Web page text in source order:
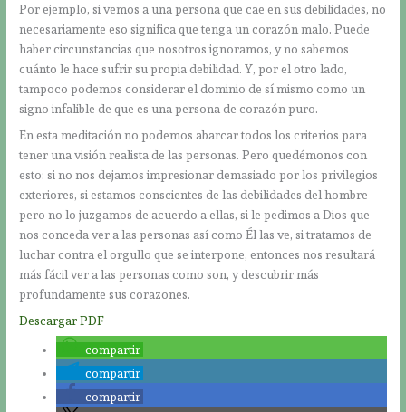
Por ejemplo, si vemos a una persona que cae en sus debilidades, no
necesariamente eso significa que tenga un corazón malo. Puede
haber circunstancias que nosotros ignoramos, y no sabemos
cuánto le hace sufrir su propia debilidad. Y, por el otro lado,
tampoco podemos considerar el dominio de sí mismo como un
signo infalible de que es una persona de corazón puro.
En esta meditación no podemos abarcar todos los criterios para
tener una visión realista de las personas. Pero quedémonos con
esto: si no nos dejamos impresionar demasiado por los privilegios
exteriores, si estamos conscientes de las debilidades del hombre
pero no lo juzgamos de acuerdo a ellas, si le pedimos a Dios que
nos conceda ver a las personas así como Él las ve, si tratamos de
luchar contra el orgullo que se interpone, entonces nos resultará
más fácil ver a las personas como son, y descubrir más
profundamente sus corazones.
Descargar PDF
compartir
compartir
compartir